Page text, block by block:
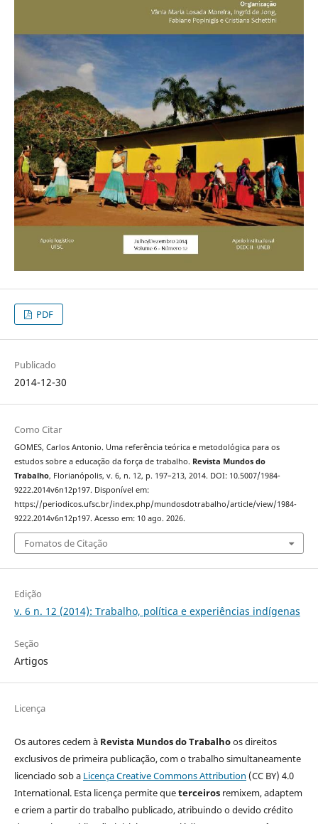
PDF
Publicado
2014-12-30
Como Citar
GOMES, Carlos Antonio. Uma referência teórica e metodológica para os
estudos sobre a educação da força de trabalho. Revista Mundos do
Trabalho, Florianópolis, v. 6, n. 12, p. 197–213, 2014. DOI: 10.5007/1984-
9222.2014v6n12p197. Disponível em:
https://periodicos.ufsc.br/index.php/mundosdotrabalho/article/view/1984-
9222.2014v6n12p197. Acesso em: 10 ago. 2026.
Fomatos de Citação
Edição
v. 6 n. 12 (2014): Trabalho, política e experiências indígenas
Seção
Artigos
Licença
Os autores cedem à Revista Mundos do Trabalhoos direitos
exclusivos de primeira publicação, com o trabalho simultaneamente
licenciado sob a Licença Creative Commons Attribution (CC BY) 4.0
International. Esta licença permite queterceirosremixem, adaptem
e criem a partir do trabalho publicado, atribuindo o devido crédito